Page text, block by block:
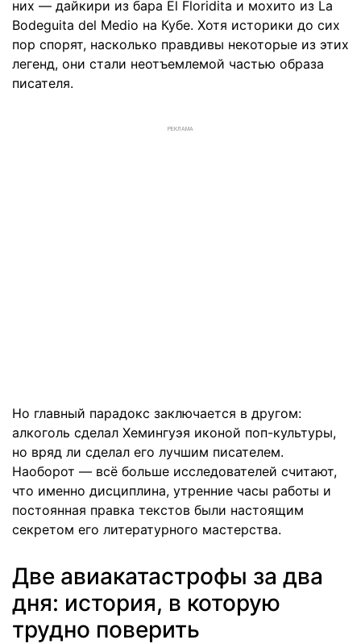
них — дайкири из бара El Floridita и мохито из La
Bodeguita del Medio на Кубе. Хотя историки до сих
пор спорят, насколько правдивы некоторые из этих
легенд, они стали неотъемлемой частью образа
писателя.
РЕКЛАМА
Но главный парадокс заключается в другом:
алкоголь сделал Хемингуэя иконой поп-культуры,
но вряд ли сделал его лучшим писателем.
Наоборот — всё больше исследователей считают,
что именно дисциплина, утренние часы работы и
постоянная правка текстов были настоящим
секретом его литературного мастерства.
Две авиакатастрофы за два
дня: история, в которую
трудно поверить